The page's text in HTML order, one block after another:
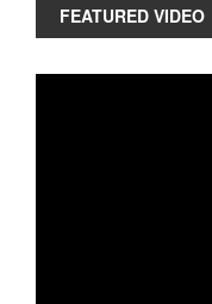
FEATURED VIDEO